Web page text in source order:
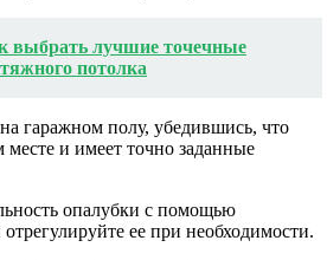
выбрать лучшие точечные
потолка
гаражном полу, убедившись, что
и имеет точно заданные
опалубки с помощью
ее при необходимости.